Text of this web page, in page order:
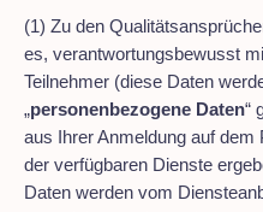
(1) Zu den
es, verantwortungsbewusst
Teilnehmer (diese Daten
„personenbezogene Daten“
aus Ihrer Anmeldung auf
der verfügbaren Dienste
Daten werden vom